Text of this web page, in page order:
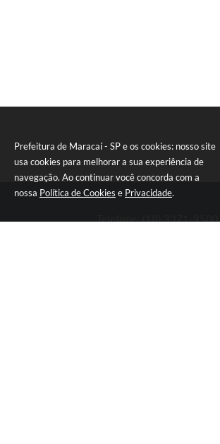
Prefeitura de Maracaí - SP e os cookies: nosso site
usa cookies para melhorar a sua experiência de
navegação. Ao continuar você concorda com a
nossa Política de Cookies e Privacidade.
Telefone: (18) 3371-9500